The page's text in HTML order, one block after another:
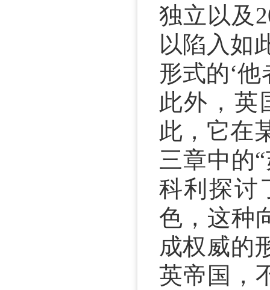
独立以及
以陷入如
形式的‘
此外，英
此，它在
三章中的
科利探讨
色，这种
成权威的
英帝国，